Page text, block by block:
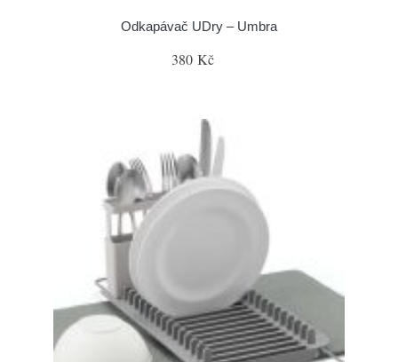
Odkapávač UDry – Umbra
380 Kč